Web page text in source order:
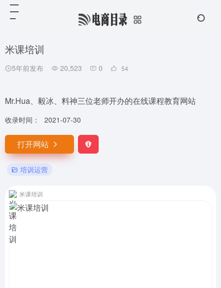
米课培训
5年前发布 20,523 0 54
Mr.Hua、毅冰、料神三位老师开办的在线课程教育网站
收录时间： 2021-07-30
打开网站
培训运营
米课培训